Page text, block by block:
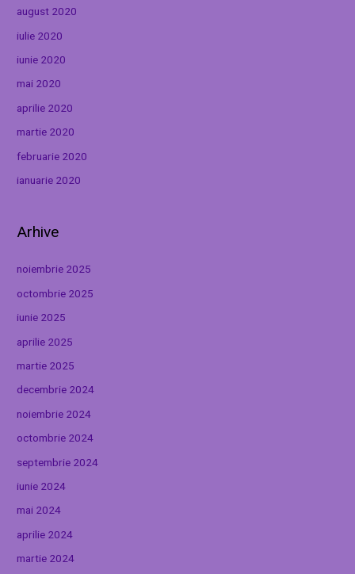
august 2020
iulie 2020
iunie 2020
mai 2020
aprilie 2020
martie 2020
februarie 2020
ianuarie 2020
Arhive
noiembrie 2025
octombrie 2025
iunie 2025
aprilie 2025
martie 2025
decembrie 2024
noiembrie 2024
octombrie 2024
septembrie 2024
iunie 2024
mai 2024
aprilie 2024
martie 2024